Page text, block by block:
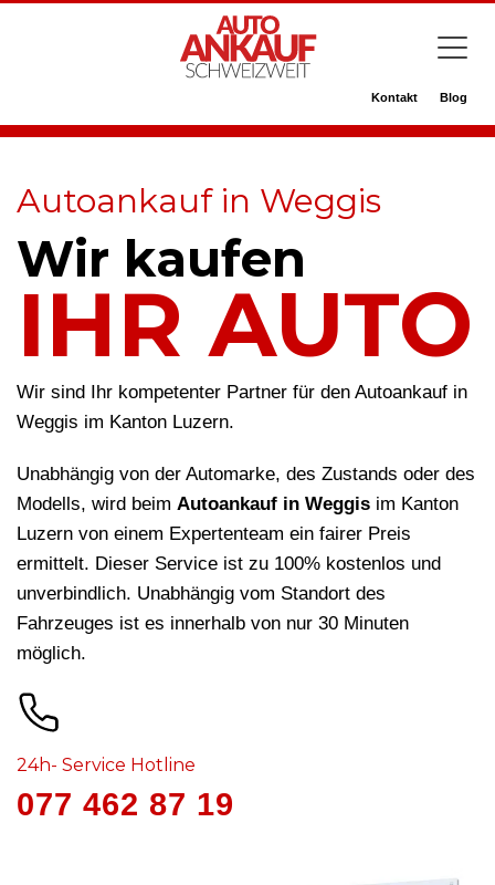
Kontakt Blog
Autoankauf in Weggis
Wir kaufen
IHR AUTO
Wir sind Ihr kompetenter Partner für den Autoankauf in
Weggis im Kanton Luzern.
Unabhängig von der Automarke, des Zustands oder des
Modells, wird beim Autoankauf in Weggis im Kanton
Luzern von einem Expertenteam ein fairer Preis
ermittelt. Dieser Service ist zu 100% kostenlos und
unverbindlich. Unabhängig vom Standort des
Fahrzeuges ist es innerhalb von nur 30 Minuten
möglich.
24h- Service Hotline
077 462 87 19